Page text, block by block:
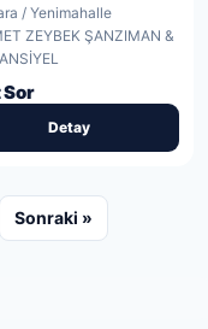
/ Yenimahalle
ZEYBEK ŞANZIMAN &
Sor
Detay
Sonraki »